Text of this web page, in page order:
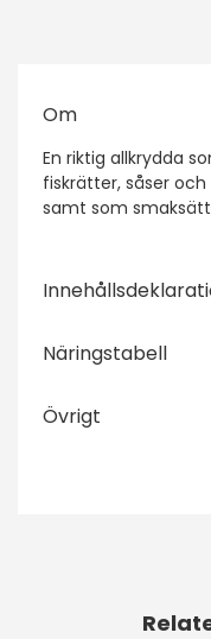
Om
En riktig allkrydda
fiskrätter, såser
samt som
Näringstabell
Övrigt